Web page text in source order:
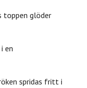
toppen glöder
en
spridas fritt i